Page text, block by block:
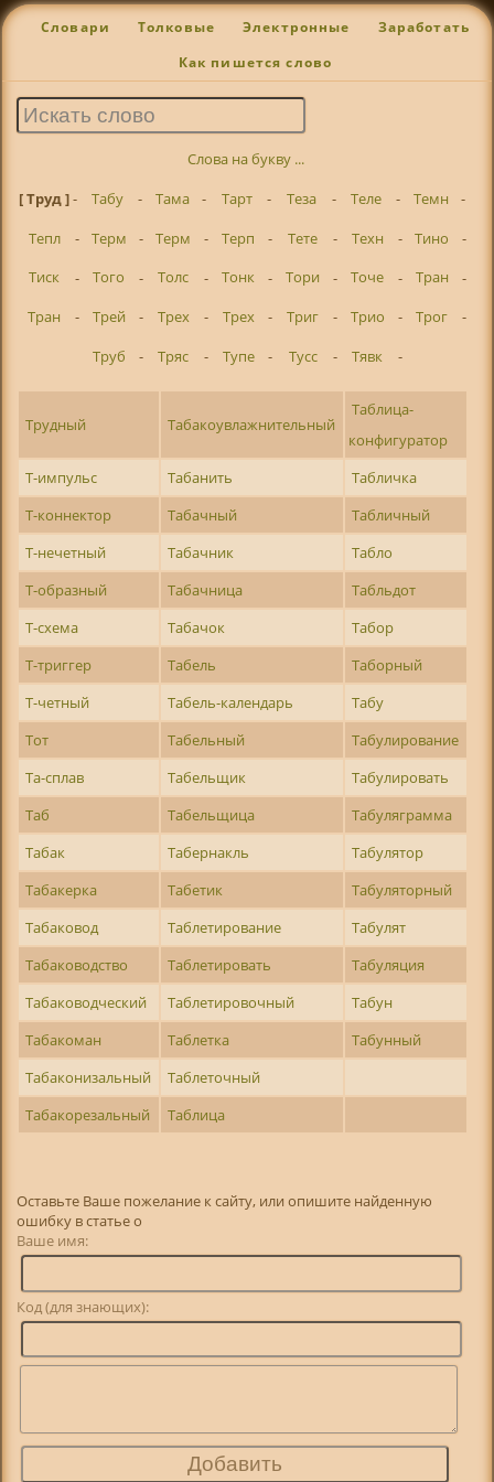
Словари Толковые Электронные Заработать
Как пишется слово
Слова на букву ...
[ Труд ]- Табу - Тама - Тарт - Теза - Теле - Темн
-
Тепл
- Терм - Терм - Терп - Тете - Техн - Тино
-
Тиск
- Того - Толс - Тонк - Тори - Точе - Тран
-
Тран
- Трей - Трех - Трех - Триг - Трио - Трог
-
Труб
- Тряс - Тупе - Тусс - Тявк -
Трудный Табакоувлажнительный
Таблица-
конфигуратор
Т-импульс
Табанить
Табличка
Т-коннектор
Табачный
Табличный
Т-нечетный
Табачник
Табло
Т-образный
Табачница
Табльдот
Т-схема
Табачок
Табор
Т-триггер
Табель
Таборный
Т-четный
Табель-календарь
Табу
Тот
Табельный
Табулирование
Та-сплав
Табельщик
Табулировать
Таб
Табельщица
Табуляграмма
Табак
Табернакль
Табулятор
Табакерка
Табетик
Табуляторный
Табаковод
Таблетирование
Табулят
Табаководство
Таблетировать
Табуляция
Табаководческий
Таблетировочный
Табун
Табакоман
Таблетка
Табунный
Табаконизальный
Таблеточный
Табакорезальный
Таблица
Оставьте Ваше пожелание к сайту, или опишите найденную
ошибку в статье о
Ваше имя:
Код (для знающих):